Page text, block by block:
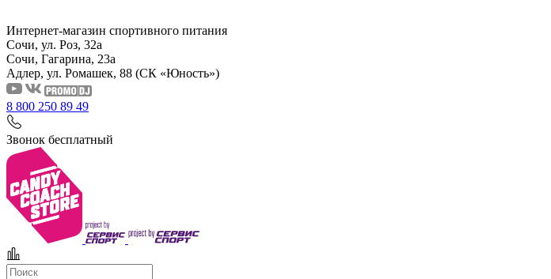
Интернет-магазин спортивного питания
Сочи, ул. Роз, 32а
Сочи, Гагарина, 23а
Адлер, ул. Ромашек, 88 (СК «Юность»)
8 800 250 89 49
Звонок бесплатный